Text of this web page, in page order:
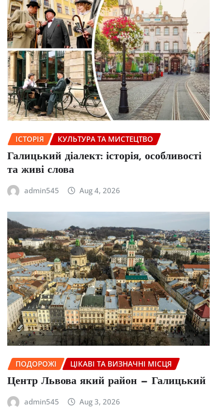
ІСТОРІЯ КУЛЬТУРА ТА МИСТЕЦТВО
Галицький діалект: історія, особливості
та живі слова
admin545 Aug 4, 2026
ПОДОРОЖІ ЦІКАВІ ТА ВИЗНАЧНІ МІСЦЯ
Центр Львова який район — Галицький
admin545 Aug 3, 2026